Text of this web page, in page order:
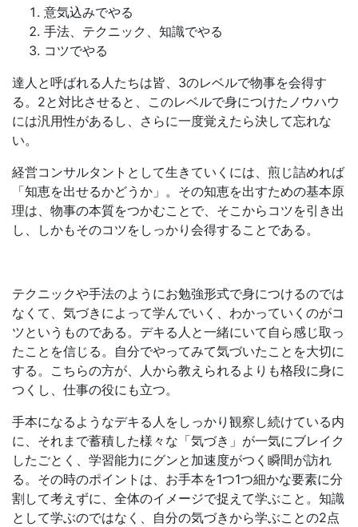
意気込みでやる
手法、テクニック、知識でやる
コツでやる
達人と呼ばれる人たちは皆、3のレベルで物事を会得す
る。2と対比させると、このレベルで身につけたノウハウ
には汎用性があるし、さらに一度覚えたら決して忘れな
い。
経営コンサルタントとして生きていくには、煎じ詰めれば
「知恵を出せるかどうか」。その知恵を出すための基本原
理は、物事の本質をつかむことで、そこからコツを引き出
し、しかもそのコツをしっかり会得することである。
テクニックや手法のようにお勉強形式で身につけるのでは
なくて、気づきによって学んでいく、わかっていくのがコ
ツというものである。デキる人と一緒にいて自ら感じ取っ
たことを信じる。自分でやってみて気づいたことを大切に
する。こちらの方が、人から教えられるよりも格段に身に
つくし、仕事の役にも立つ。
手本になるようなデキる人をしっかり観察し続けている内
に、それまで蓄積した様々な「気づき」が一気にブレイク
したごとく、学習能力にグンと加速度がつく瞬間が訪れ
る。その時のポイントは、お手本を1つ1つ細かな要素に分
割して考えずに、全体のイメージで捉えて学ぶこと。知識
として学ぶのではなく、自分の気づきから学ぶことの2点